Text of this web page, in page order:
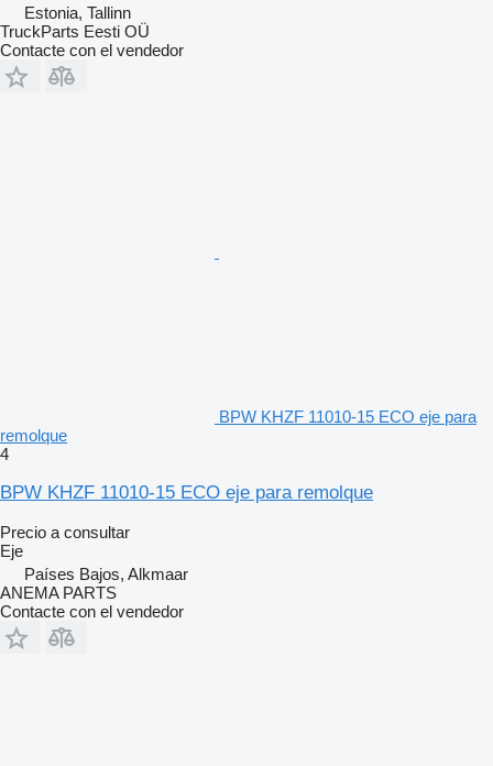
Estonia, Tallinn
TruckParts Eesti OÜ
Contacte con el vendedor
BPW KHZF 11010-15 ECO eje para
remolque
4
BPW KHZF 11010-15 ECO eje para remolque
Precio a consultar
Eje
Países Bajos, Alkmaar
ANEMA PARTS
Contacte con el vendedor